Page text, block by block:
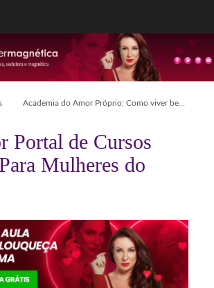
Academia do Amor Próprio: Como viver bem!
Portal de Cursos
Mulheres do